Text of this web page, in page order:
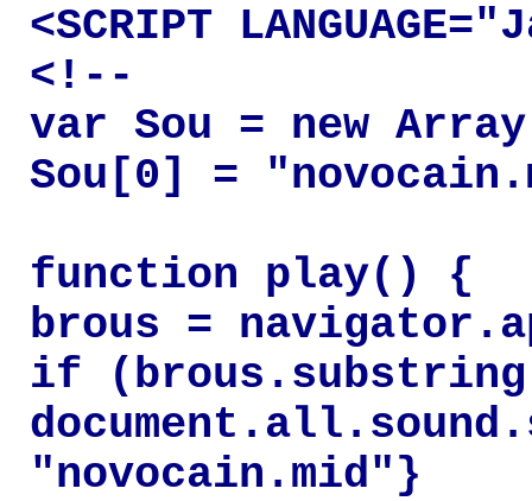
<SCRIPT
<!--
var Sou = new
Sou[0] =
function play() {
brous =
if
"novocain.mid"}